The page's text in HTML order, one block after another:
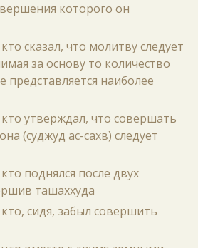
которого он
сказал, что молитву следует
за основу то количество
представляется наиболее
утверждал, что совершать
(суджуд ас-сахв) следует
поднялся после двух
ташаххуда
сидя, забыл совершить